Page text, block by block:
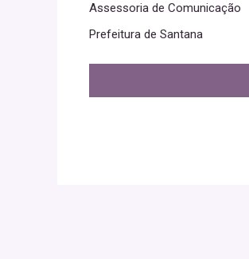
Assessoria de Comunicação
Prefeitura de Santana